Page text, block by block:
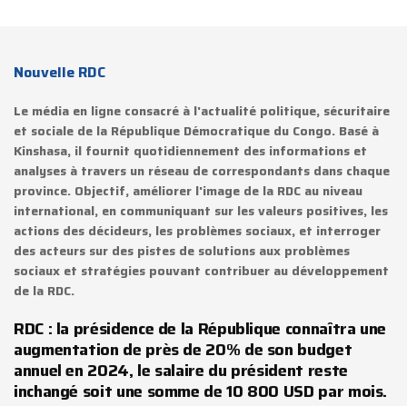
Nouvelle RDC
Le média en ligne consacré à l'actualité politique, sécuritaire
et sociale de la République Démocratique du Congo. Basé à
Kinshasa, il fournit quotidiennement des informations et
analyses à travers un réseau de correspondants dans chaque
province. Objectif, améliorer l'image de la RDC au niveau
international, en communiquant sur les valeurs positives, les
actions des décideurs, les problèmes sociaux, et interroger
des acteurs sur des pistes de solutions aux problèmes
sociaux et stratégies pouvant contribuer au développement
de la RDC.
RDC : la présidence de la République connaîtra une
augmentation de près de 20% de son budget
annuel en 2024, le salaire du président reste
inchangé soit une somme de 10 800 USD par mois.